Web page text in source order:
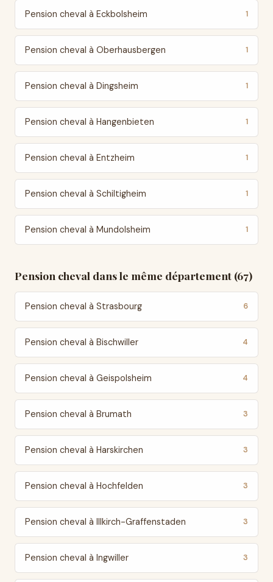
Pension cheval à Eckbolsheim 1
Pension cheval à Oberhausbergen 1
Pension cheval à Dingsheim 1
Pension cheval à Hangenbieten 1
Pension cheval à Entzheim 1
Pension cheval à Schiltigheim 1
Pension cheval à Mundolsheim 1
Pension cheval dans le même département (67)
Pension cheval à Strasbourg 6
Pension cheval à Bischwiller 4
Pension cheval à Geispolsheim 4
Pension cheval à Brumath 3
Pension cheval à Harskirchen 3
Pension cheval à Hochfelden 3
Pension cheval à Illkirch-Graffenstaden 3
Pension cheval à Ingwiller 3